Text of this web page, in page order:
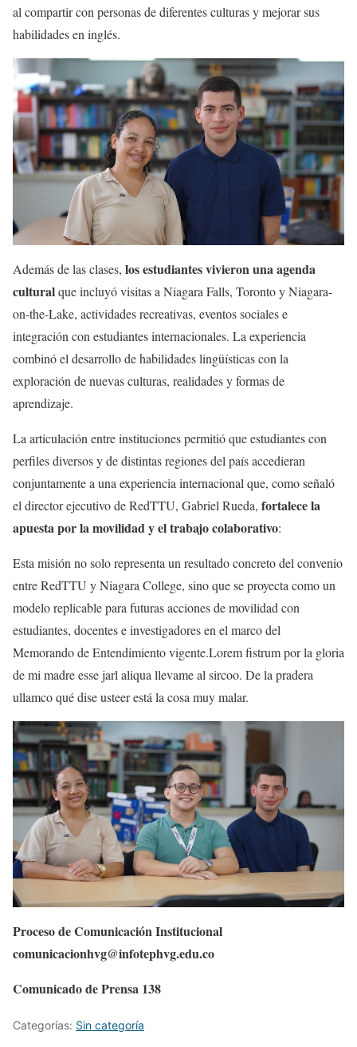
al compartir con personas de diferentes culturas y mejorar sus
habilidades en inglés.
Además de las clases, los estudiantes vivieron una agenda
culturalque incluyó visitas a Niagara Falls, Toronto y Niagara-
on-the-Lake, actividades recreativas, eventos sociales e
integración con estudiantes internacionales. La experiencia
combinó el desarrollo de habilidades lingüísticas con la
exploración de nuevas culturas, realidades y formas de
aprendizaje.
La articulación entre instituciones permitió que estudiantes con
perfiles diversos y de distintas regiones del país accedieran
conjuntamente a una experiencia internacional que, como señaló
el director ejecutivo de RedTTU, Gabriel Rueda, fortalece la
apuesta por la movilidad y el trabajo colaborativo:
Esta misión no solo representa un resultado concreto del convenio
entre RedTTU y Niagara College, sino que se proyecta como un
modelo replicable para futuras acciones de movilidad con
estudiantes, docentes e investigadores en el marco del
Memorando de Entendimiento vigente.Lorem fistrum por la gloria
de mi madre esse jarl aliqua llevame al sircoo. De la pradera
ullamco qué dise usteer está la cosa muy malar.
Proceso de Comunicación Institucional
comunicacionhvg@infotephvg.edu.co
Comunicado de Prensa 138
Categorías: Sin categoría